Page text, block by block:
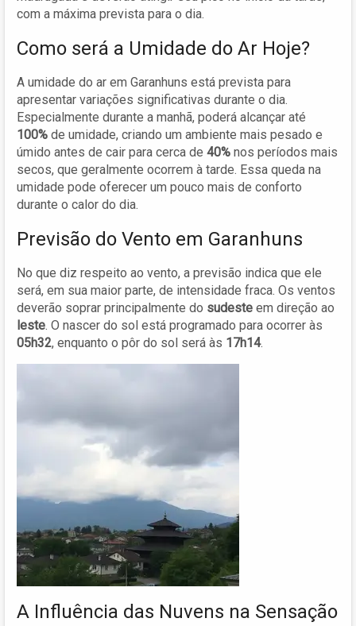
com a máxima prevista para o dia.
Como será a Umidade do Ar Hoje?
A umidade do ar em Garanhuns está prevista para
apresentar variações significativas durante o dia.
Especialmente durante a manhã, poderá alcançar até
100% de umidade, criando um ambiente mais pesado e
úmido antes de cair para cerca de 40% nos períodos mais
secos, que geralmente ocorrem à tarde. Essa queda na
umidade pode oferecer um pouco mais de conforto
durante o calor do dia.
Previsão do Vento em Garanhuns
No que diz respeito ao vento, a previsão indica que ele
será, em sua maior parte, de intensidade fraca. Os ventos
deverão soprar principalmente do sudeste em direção ao
leste. O nascer do sol está programado para ocorrer às
05h32, enquanto o pôr do sol será às 17h14.
A Influência das Nuvens na Sensação